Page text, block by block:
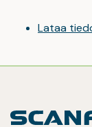
Lataa